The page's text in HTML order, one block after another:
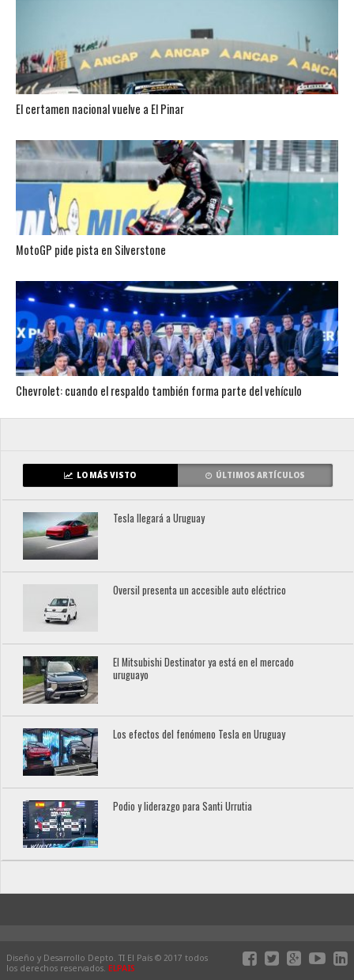
El certamen nacional vuelve a El Pinar
MotoGP pide pista en Silverstone
Chevrolet: cuando el respaldo también forma parte del vehículo
LO MÁS VISTO ÚLTIMOS ARTÍCULOS
Tesla llegará a Uruguay
Oversil presenta un accesible auto eléctrico
El Mitsubishi Destinator ya está en el mercado
uruguayo
Los efectos del fenómeno Tesla en Uruguay
Podio y liderazgo para Santi Urrutia
Diseño y Desarrollo Depto. TI El País © 2017 todos
los derechos reservados. ELPAIS